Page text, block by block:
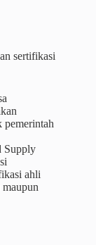
sertifikasi
pemerintah
Supply
ahli
maupun